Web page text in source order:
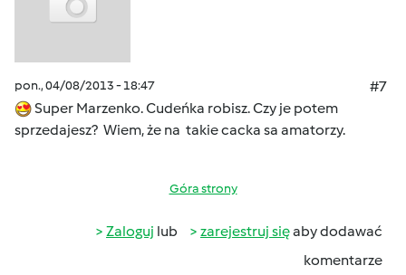
pon., 04/08/2013 - 18:47
#7
Super Marzenko. Cudeńka robisz. Czy je potem
sprzedajesz? Wiem, że na takie cacka sa amatorzy.
Góra strony
Zaloguj lub zarejestruj sięaby dodawać
komentarze